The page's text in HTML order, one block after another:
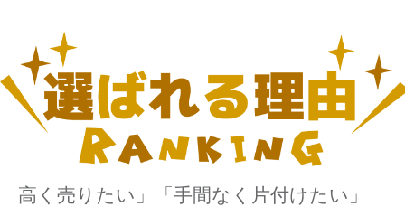
高く売りたい」「手間なく片付けたい」